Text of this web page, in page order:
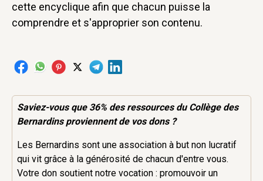
cette encyclique afin que chacun puisse la
comprendre et s'approprier son contenu.
Saviez-vous que 36% desressourcesdu Collège des
Bernardins proviennent de vos dons ?
Les Bernardins sont une association à but non lucratif
qui vit grâce à la générosité de chacun d'entre vous.
Votre don soutient notre vocation : promouvoir un